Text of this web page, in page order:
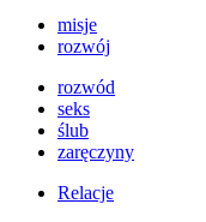
misje
rozwój
rozwód
seks
ślub
zaręczyny
Relacje